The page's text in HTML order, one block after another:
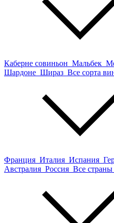
Каберне совиньон Мальбек
Шардоне Шираз Все сорта
Франция Италия Испания
Австралия Россия Все страны